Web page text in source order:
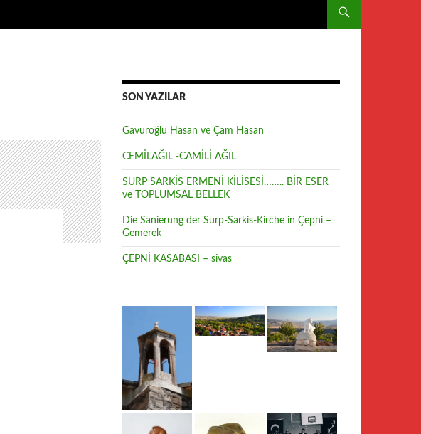
SON YAZILAR
Gavuroğlu Hasan ve Çam Hasan
CEMİLAĞIL -CAMİLİ AĞIL
SURP SARKİS ERMENİ KİLİSESİ…….. BİR ESER
ve TOPLUMSAL BELLEK
Die Sanierung der Surp-Sarkis-Kirche in Çepni –
Gemerek
ÇEPNİ KASABASI – sivas